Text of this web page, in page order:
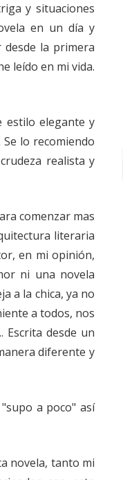
y situaciones
en un día y
la primera
leído en mi vida.
estilo elegante y
lo recomiendo
realista y
comenzar mas
literaria
en mi opinión,
ni una novela
a la chica, ya no
a todos, nos
Escrita desde un
diferente y
a poco" así
novela, tanto mi